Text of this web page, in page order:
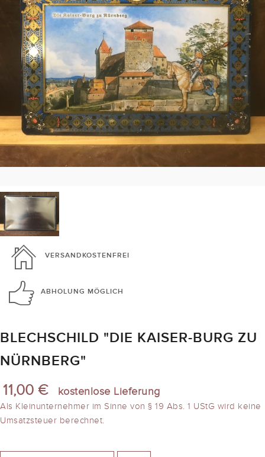
VERSANDKOSTENFREI
ABHOLUNG MÖGLICH
BLECHSCHILD "DIE KAISER-BURG ZU
NÜRNBERG"
11,00 € kostenlose Lieferung
Als Kleinunternehmer im Sinne von § 19 Abs. 1 UStG wird keine
Umsatzsteuer berechnet.